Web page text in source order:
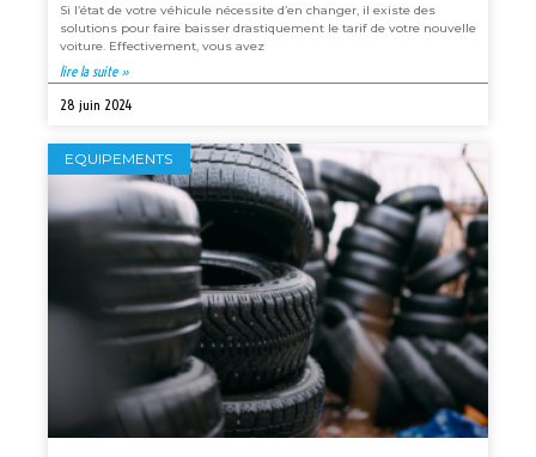
Si l’état de votre véhicule nécessite d’en changer, il existe des
solutions pour faire baisser drastiquement le tarif de votre nouvelle
voiture. Effectivement, vous avez
lire la suite »
28 juin 2024
EQUIPEMENTS